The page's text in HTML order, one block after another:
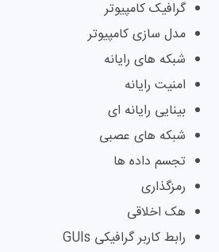
گرافیک کامپیوتر
مدل سازی کامپیوتر
شبکه های رایانه
امنیت رایانه
بینایی رایانه ای
شبکه های عصبی
تجسم داده ها
رمزگذاری
هک اخلاقی
رابط کاربر گرافیکی GUIs